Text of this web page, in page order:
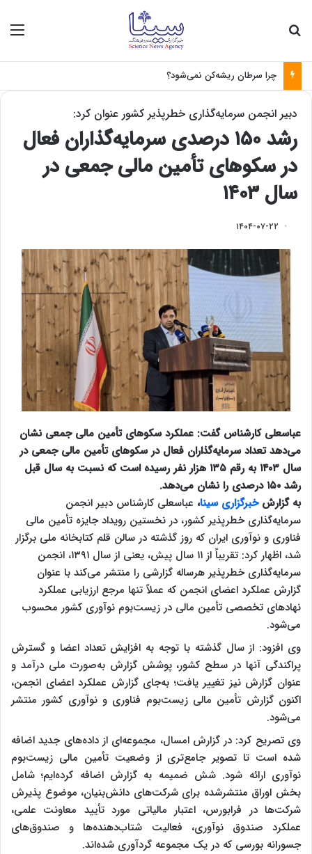
چرا سرطان ریشه‌کن نمی‌شود؟
دبیر انجمن سرمایه‌گذاری خطرپذیر کشور عنوان کرد:
رشد ۱۵۰ درصدی سرمایه‌گذاران فعال
در سکوهای تأمین مالی جمعی در
سال ۱۴۰۳
۱۴۰۴-۰۷-۲۲
عباسعلی کارشناس گفت: عملکرد سکوهای تأمین مالی جمعی نشان
می‌دهد تعداد سرمایه‌گذاران فعال در سکوهای تأمین مالی جمعی در
سال ۱۴۰۳ به رقم ۱۳۵ هزار نفر رسیده است که نسبت به سال قبل
رشد ۱۵۰ درصدی را نشان می‌دهد.
به گزارش خبرگزاری سینا، عباسعلی کارشناس دبیر انجمن
سرمایه‌گذاری خطرپذیر کشور، در نخستین رویداد جایزه تأمین مالی
فناوری و نوآوری ایران که روز گذشته در سالن قلم کتابخانه ملی برگزار
شد، اظهار کرد: تقریباً از ۱۱ سال پیش، یعنی از سال ۱۳۹۱، انجمن
سرمایه‌گذاری خطرپذیر هرساله گزارشی را منتشر می‌کند با عنوان
گزارش عملکرد اعضای انجمن که عملاً تنها مرجع ارزیابی عملکرد
نهادهای تخصصی تأمین مالی در زیست‌بوم نوآوری کشور محسوب
می‌شود.
وی افزود: از سال گذشته با توجه به افزایش تعداد اعضا و گسترش
پراکندگی آنها در سطح کشور، پوشش گزارش به‌صورت ملی درآمد و
عنوان گزارش نیز تغییر یافت؛ به‌جای گزارش عملکرد اعضای انجمن،
اکنون گزارش تأمین مالی زیست‌بوم فناوری و نوآوری کشور منتشر
می‌شود.
وی تصریح کرد: در گزارش امسال، مجموعه‌ای از داده‌های جدید اضافه
شده است تا تصویر جامع‌تری از وضعیت تأمین مالی زیست‌بوم
نوآوری ارائه شود. شش ضمیمه به گزارش اضافه کرده‌ایم؛ شامل
بخش اوراق منتشرشده برای شرکت‌های دانش‌بنیان، موضوع پذیرش
شرکت‌ها در فرابورس، اعتبار مالیاتی مورد تأیید معاونت علمی،
عملکرد صندوق نوآوری، فعالیت شتاب‌دهنده‌ها و صندوق‌های
جسورانه بورسی که در یک مجموعه گردآوری شده‌اند.